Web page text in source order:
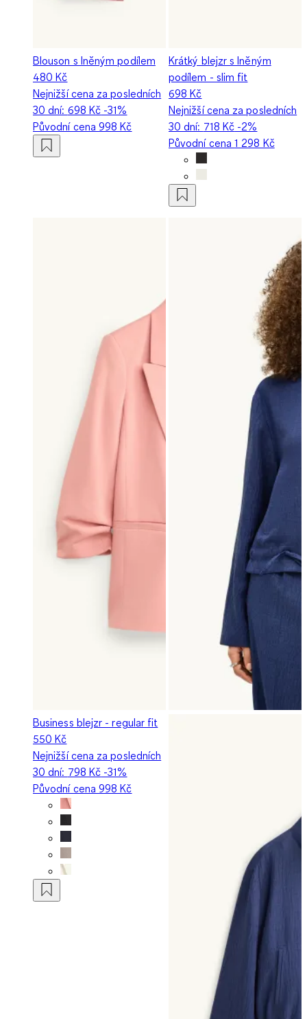
Blouson s lněným podílem
480 Kč
Nejnižší cena za posledních
30 dní: 698 Kč -31%
Původní cena998 Kč
Krátký blejzr s lněným
podílem - slim fit
698 Kč
Nejnižší cena za posledních
30 dní: 718 Kč -2%
Původní cena1 298 Kč
Business blejzr - regular fit
550 Kč
Nejnižší cena za posledních
30 dní: 798 Kč -31%
Původní cena998 Kč